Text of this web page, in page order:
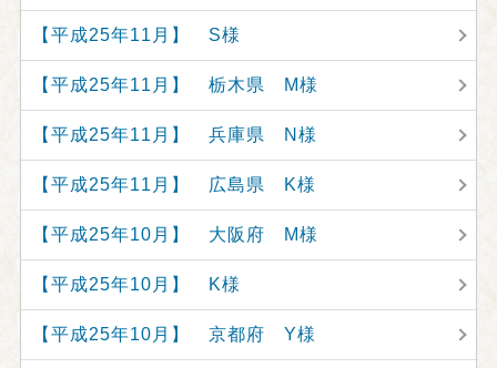
【平成25年11月】 S様
【平成25年11月】 栃木県 M様
【平成25年11月】 兵庫県 N様
【平成25年11月】 広島県 K様
【平成25年10月】 大阪府 M様
【平成25年10月】 K様
【平成25年10月】 京都府 Y様